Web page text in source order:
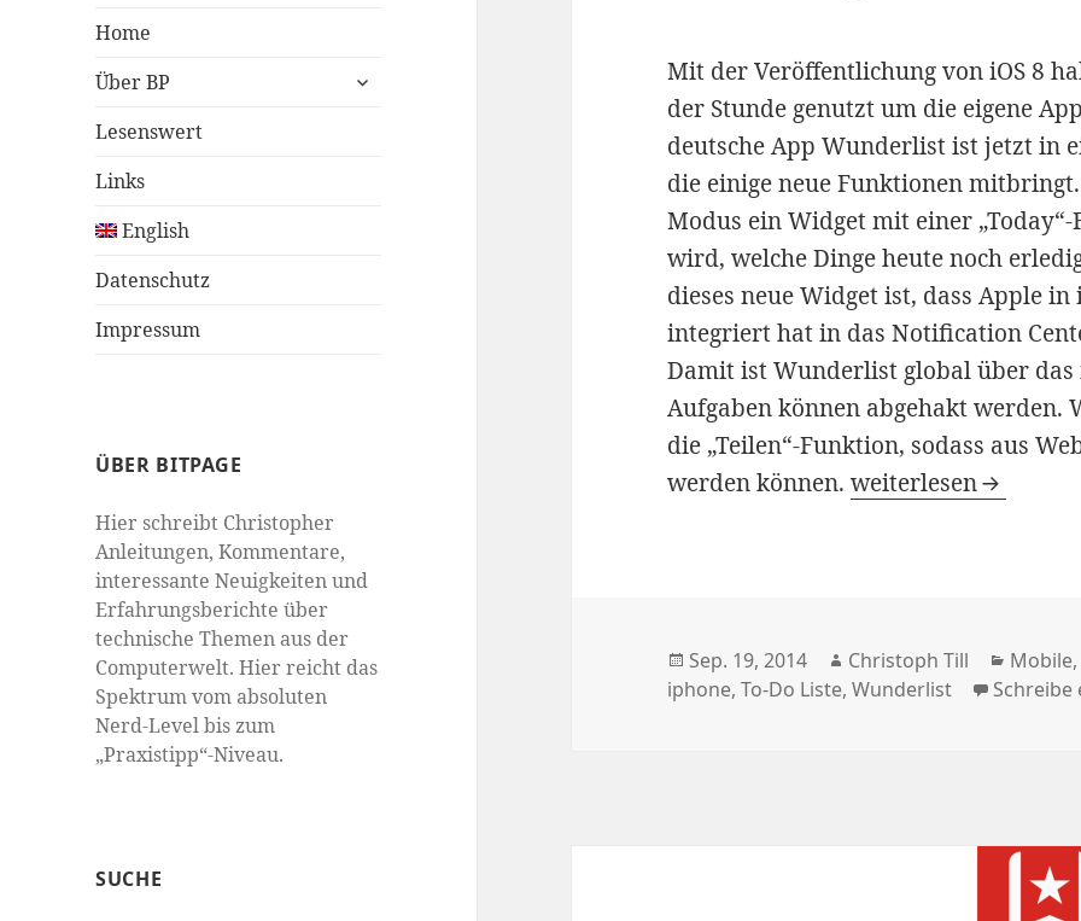
Home
Über BP
untermenü
Lesenswert
Links
English
Datenschutz
Impressum
ÜBER BITPAGE
Hier schreibt Christopher
Anleitungen, Kommentare,
interessante Neuigkeiten und
Erfahrungsberichte über
technische Themen aus der
Computerwelt. Hier reicht das
Spektrum vom absoluten
Nerd-Level bis zum
„Praxistipp“-Niveau.
SUCHE
Mit der Veröffentlichung von iOS 8
der Stunde genutzt um die eigene
deutsche App Wunderlist ist jetzt in
die einige neue Funktionen
Modus ein Widget mit einer
wird, welche Dinge heute noch
dieses neue Widget ist, dass Apple in
integriert hat in das Notification
Damit ist Wunderlist global über
Aufgaben können abgehakt
die „Teilen“-Funktion, sodass aus
werden können.Wunderlist: Mit iOS
weiterlesen
Veröffentlicht
am
Sep. 19, 2014 Autor
Christoph Till Mobile,
iphone,To-Do Liste,Wunderlist